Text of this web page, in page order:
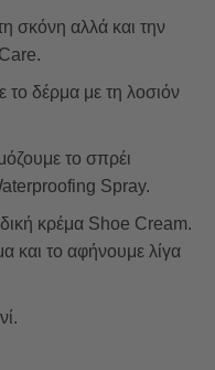
σκόνη αλλά και την
το δέρμα με τη λοσιόν
το σπρέι
Spray.
κρέμα Shoe Cream.
και το αφήνουμε λίγα